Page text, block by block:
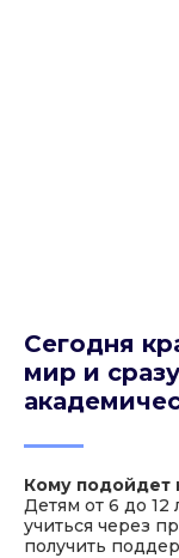
Сегодня
мир и
Кому подойдет
Детям от 6 до 12
учиться через
получить